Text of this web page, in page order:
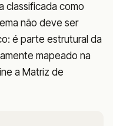
classificada como
não deve ser
é parte estrutural da
mapeado na
a Matriz de